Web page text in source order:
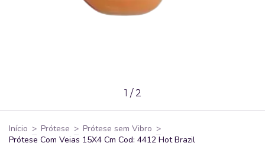
1 /2
Início > Prótese > Prótese sem Vibro >
Prótese Com Veias 15X4 Cm Cod: 4412 Hot Brazil